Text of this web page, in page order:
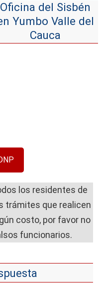
Oficina del Sisbén
Yumbo Valle del
Cauca
los residentes de
trámites que realicen
costo, por favor no
funcionarios.